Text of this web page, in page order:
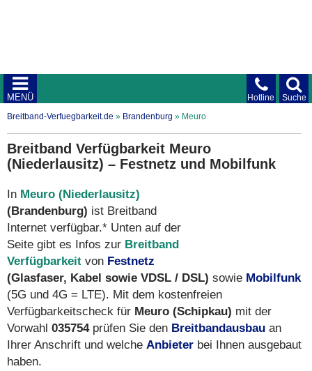
Suche
Hotline
MENÜ
Breitband-Verfuegbarkeit.de » Brandenburg » Meuro
Breitband Verfügbarkeit Meuro
(Niederlausitz) – Festnetz und Mobilfunk
In Meuro (Niederlausitz)
(Brandenburg) ist Breitband
Internet verfügbar.* Unten auf der
Seite gibt es Infos zur Breitband
Verfügbarkeit von Festnetz
(Glasfaser, Kabel sowie VDSL / DSL) sowie Mobilfunk
(5G und 4G = LTE). Mit dem kostenfreien
Verfügbarkeitscheck für Meuro (Schipkau) mit der
Vorwahl 035754prüfen Sie den Breitbandausbau an
Ihrer Anschrift und welche Anbieter bei Ihnen ausgebaut
haben.